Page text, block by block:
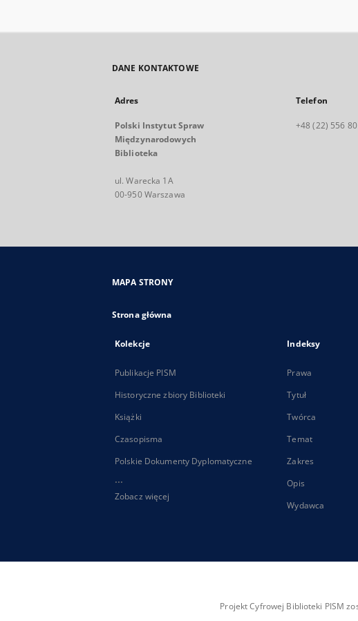
DANE KONTAKTOWE
Adres
Polski Instytut Spraw
Międzynarodowych
Biblioteka
ul. Warecka 1A
00-950 Warszawa
Telefon
+48 (22) 556
MAPA STRONY
Strona główna
Kolekcje
Publikacje PISM
Historyczne zbiory Biblioteki
Książki
Czasopisma
Polskie Dokumenty Dyplomatyczne
...
Zobacz więcej
Indeksy
Prawa
Tytuł
Twórca
Temat
Zakres
Opis
Wydawca
Projekt Cyfrowej Biblioteki PISM